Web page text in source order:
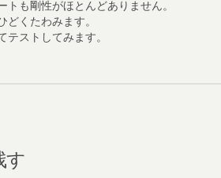
トも剛性がほとんどありません。
どくたわみます。
テストしてみます。
す